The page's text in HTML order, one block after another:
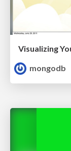
mongodb